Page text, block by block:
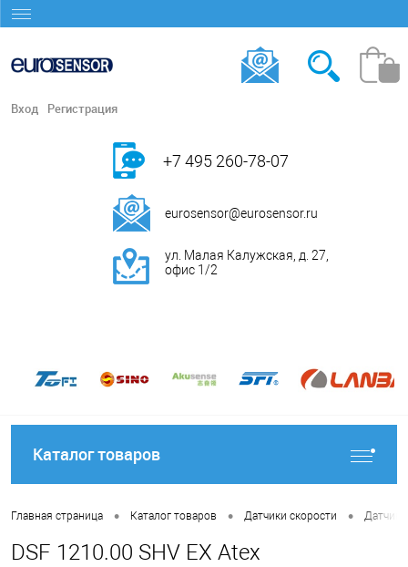
Вход Регистрация
+7 495 260-78-07
eurosensor@eurosensor.ru
ул. Малая Калужская, д. 27,
офис 1/2
Каталог товаров
Главная страница • Каталог товаров • Датчики скорости •
DSF 1210.00 SHV EX Atex